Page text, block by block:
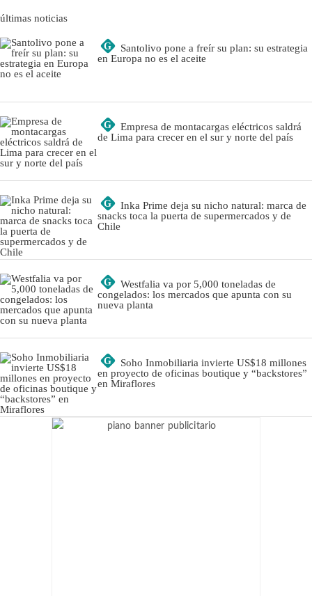
últimas noticias
G
Santolivo pone a freír su plan: su estrategia
en Europa no es el aceite
G
Empresa de montacargas eléctricos saldrá
de Lima para crecer en el sur y norte del país
G
Inka Prime deja su nicho natural: marca de
snacks toca la puerta de supermercados y de
Chile
G
Westfalia va por 5,000 toneladas de
congelados: los mercados que apunta con su
nueva planta
G
Soho Inmobiliaria invierte US$18 millones
en proyecto de oficinas boutique y “backstores”
en Miraflores